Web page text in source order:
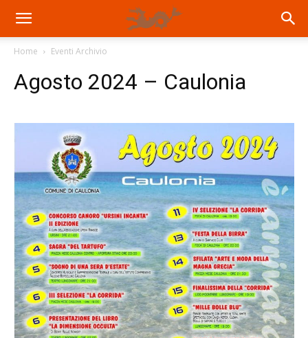
Home Eventi Archivio
Agosto 2024 – Caulonia